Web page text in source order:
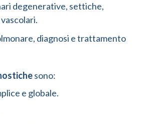
degenerative, settiche,
diagnosi e trattamento
sono:
e globale.